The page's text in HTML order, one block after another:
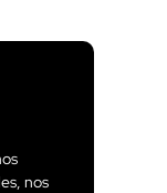
nos